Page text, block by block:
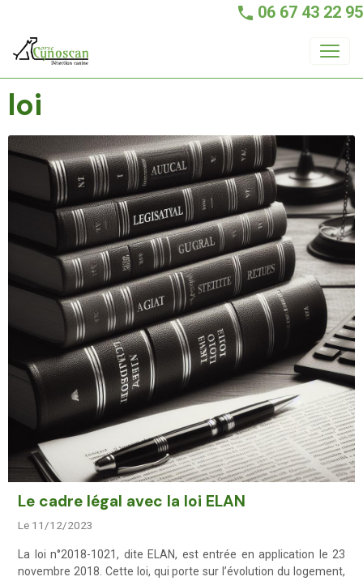
06 67 43 22 95
loi
Le cadre légal avec la loi ELAN
Le 11/12/2023
La loi n°2018-1021, dite ELAN, est entrée en application le 23
novembre 2018. Cette loi, qui porte sur l’évolution du logement,